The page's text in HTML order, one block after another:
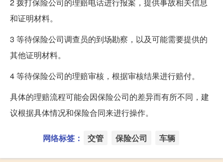
和证明材料。
3 等待保险公司调查员的到场勘察，以及可能需要提供的
其他证明材料。
4 等待保险公司的理赔审核，根据审核结果进行赔付。
具体的理赔流程可能会因保险公司的差异而有所不同，建
议根据具体情况和保险合同来进行操作。
网络标签： 交管 保险公司 车辆